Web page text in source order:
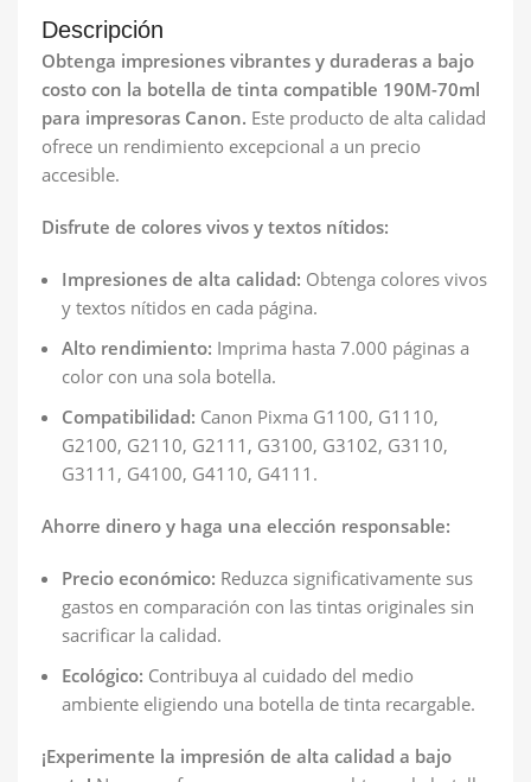
Descripción
Obtenga impresiones vibrantes y duraderas a bajo
costo con la botella de tinta compatible 190M-70ml
para impresoras Canon. Este producto de alta calidad
ofrece un rendimiento excepcional a un precio
accesible.
Disfrute de colores vivos y textos nítidos:
Impresiones de alta calidad: Obtenga colores vivos
y textos nítidos en cada página.
Alto rendimiento: Imprima hasta 7.000 páginas a
color con una sola botella.
Compatibilidad: Canon Pixma G1100, G1110,
G2100, G2110, G2111, G3100, G3102, G3110,
G3111, G4100, G4110, G4111.
Ahorre dinero y haga una elección responsable:
Precio económico: Reduzca significativamente sus
gastos en comparación con las tintas originales sin
sacrificar la calidad.
Ecológico: Contribuya al cuidado del medio
ambiente eligiendo una botella de tinta recargable.
¡Experimente la impresión de alta calidad a bajo